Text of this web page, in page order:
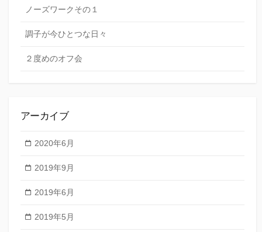
ノーズワークその１
調子が今ひとつな日々
２度めのオフ会
アーカイブ
2020年6月
2019年9月
2019年6月
2019年5月